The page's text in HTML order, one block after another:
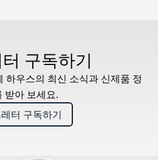
구독하기
하우스의 최신 소식과 신제품 정
받아 보세요.
터 구독하기